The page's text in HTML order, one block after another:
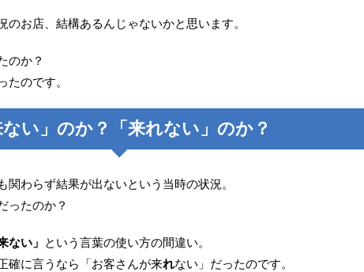
のお店、結構あるんじゃないかと思います。
のか？
のです。
ない」のか？「来れない」のか？
関わらず結果が出ないという当時の状況。
ったのか？
ない」 という言葉の使い方の間違い。
確に言うなら「お客さんが来れない」だったのです。